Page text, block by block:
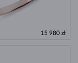
15 980 zł